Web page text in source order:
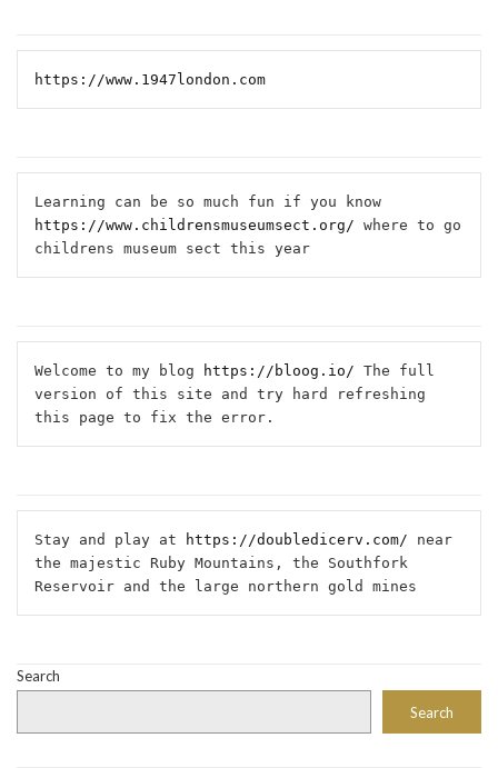
https://www.1947london.com
https://www.childrensmuseumsect.org/ where to go
childrens museum sect this year
Welcome to my blog https://bloog.io/ The full
version of this site and try hard refreshing
this page to fix the error.
Stay and play at https://doubledicerv.com/ near
the majestic Ruby Mountains, the Southfork
Reservoir and the large northern gold mines
Search
Search